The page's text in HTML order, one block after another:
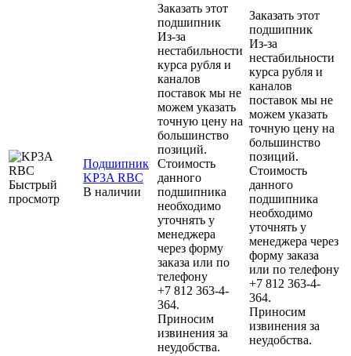
Быстрый
просмотр
Подшипник
KP3A RBC
В наличии
Заказать этот
подшипник
Из-за
нестабильности
курса рубля и
каналов
поставок мы не
можем указать
точную цену на
большинство
позиций.
Стоимость
данного
подшипника
необходимо
уточнять у
менеджера
через форму
заказа или по
телефону
+7 812 363-4-
364.
Приносим
извинения за
неудобства.
Заказать этот
подшипник
Из-за
нестабильности
курса рубля и
каналов
поставок мы не
можем указать
точную цену на
большинство
позиций.
Стоимость
данного
подшипника
необходимо
уточнять у
менеджера через
форму заказа
или по телефону
+7 812 363-4-
364.
Приносим
извинения за
неудобства.